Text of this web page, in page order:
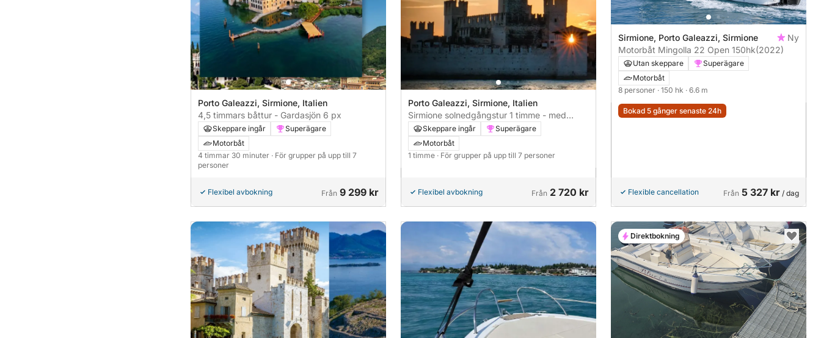
Porto Galeazzi, Sirmione, Italien
4,5 timmars båttur - Gardasjön 6 px
Skeppare ingår
Superägare
Motorbåt
4 timmar 30 minuter · För grupper på upp till 7
personer
Flexibel avbokning Från 9 299 kr
Porto Galeazzi, Sirmione, Italien
Sirmione solnedgångstur 1 timme - med
aperitif 6 px
Skeppare ingår
Superägare
Motorbåt
1 timme · För grupper på upp till 7 personer
Flexibel avbokning Från 2 720 kr
Sirmione, Porto Galeazzi, Sirmione
Ny
Motorbåt Mingolla 22 Open 150hk(2022)
Utan skeppare
Superägare
Motorbåt
8 personer · 150 hk · 6.6 m
Bokad 5 gånger senaste 24h
Flexible cancellation Från 5 327 kr / dag
Direktbokning